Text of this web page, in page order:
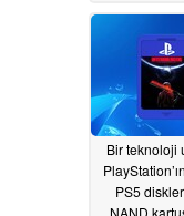
şikayetçi
07/17/
Bir teknoloji
PS5